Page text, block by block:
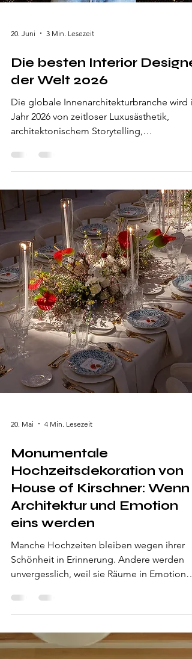
20. Juni 3 Min. Lesezeit
Die besten Interior
der Welt 2026
Die globale Innenarchitekturbranche wird
Jahr 2026 von zeitloser Luxusästhetik,
architektonischem Storytelling,
gestalten nicht nur private Residenzen,
sondern auch Luxushotels, Restaurants,
Yachten, Modeboutiquen und kulturelle
Destinationen auf der ganzen Welt. Von
und Mailand über New York, London,
São Paulo bis nach Tokio definiere
20. Mai 4 Min. Lesezeit
Monumentale
Hochzeitsdekoration von
House of Kirschner: Wenn
Architektur und Emotion
eins werden
Manche Hochzeiten bleiben wegen ihrer
Schönheit in Erinnerung. Andere werden
unvergesslich, weil sie Räume in Emotion
verwandeln. Mit diesem
Architektur, Licht, Floristik und Atmosphäre
zu einer zeitlosen Feier der Liebe